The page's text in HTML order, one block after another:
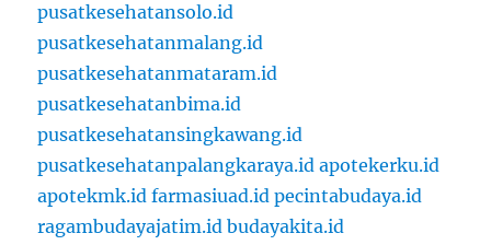
pusatkesehatansolo.id
pusatkesehatanmalang.id
pusatkesehatanmataram.id
pusatkesehatanbima.id
pusatkesehatansingkawang.id
pusatkesehatanpalangkaraya.id apotekerku.id
apotekmk.id farmasiuad.id pecintabudaya.id
ragambudayajatim.id budayakita.id